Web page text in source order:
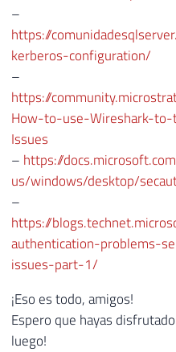
–
https://
kerberos-configuration/
–
https://
How-to-use-Wireshark-
Issues
– https://
us/windows/desktop/
–
https://
authentication-problems-
issues-part-1/
¡Eso es todo, amigos!
Espero que hayas
luego!